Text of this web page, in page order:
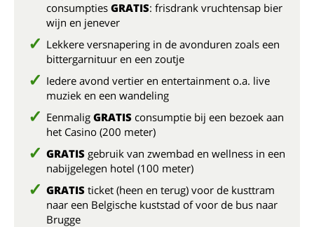
consumpties GRATIS: frisdrank vruchtensap bier
wijn en jenever
Lekkere versnapering in de avonduren zoals een
bittergarnituur en een zoutje
Iedere avond vertier en entertainment o.a. live
muziek en een wandeling
Eenmalig GRATIS consumptie bij een bezoek aan
het Casino (200 meter)
GRATIS gebruik van zwembad en wellness in een
nabijgelegen hotel (100 meter)
GRATIS ticket (heen en terug) voor de kusttram
naar een Belgische kuststad of voor de bus naar
Brugge